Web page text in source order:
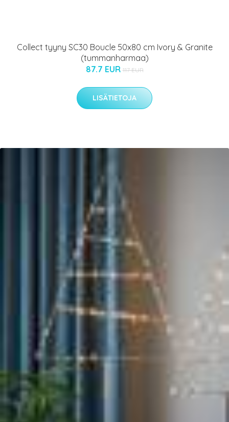
Collect tyyny SC30 Boucle 50x80 cm Ivory & Granite
(tummanharmaa)
87.7 EUR 117 EUR
LISÄTIETOJA